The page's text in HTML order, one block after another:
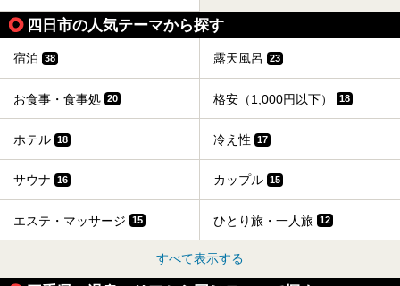
四日市の人気テーマから探す
宿泊 38 露天風呂 23
お食事・食事処 20 格安（1,000円以下） 18
ホテル 18 冷え性 17
サウナ 16 カップル 15
エステ・マッサージ 15 ひとり旅・一人旅 12
すべて表示する